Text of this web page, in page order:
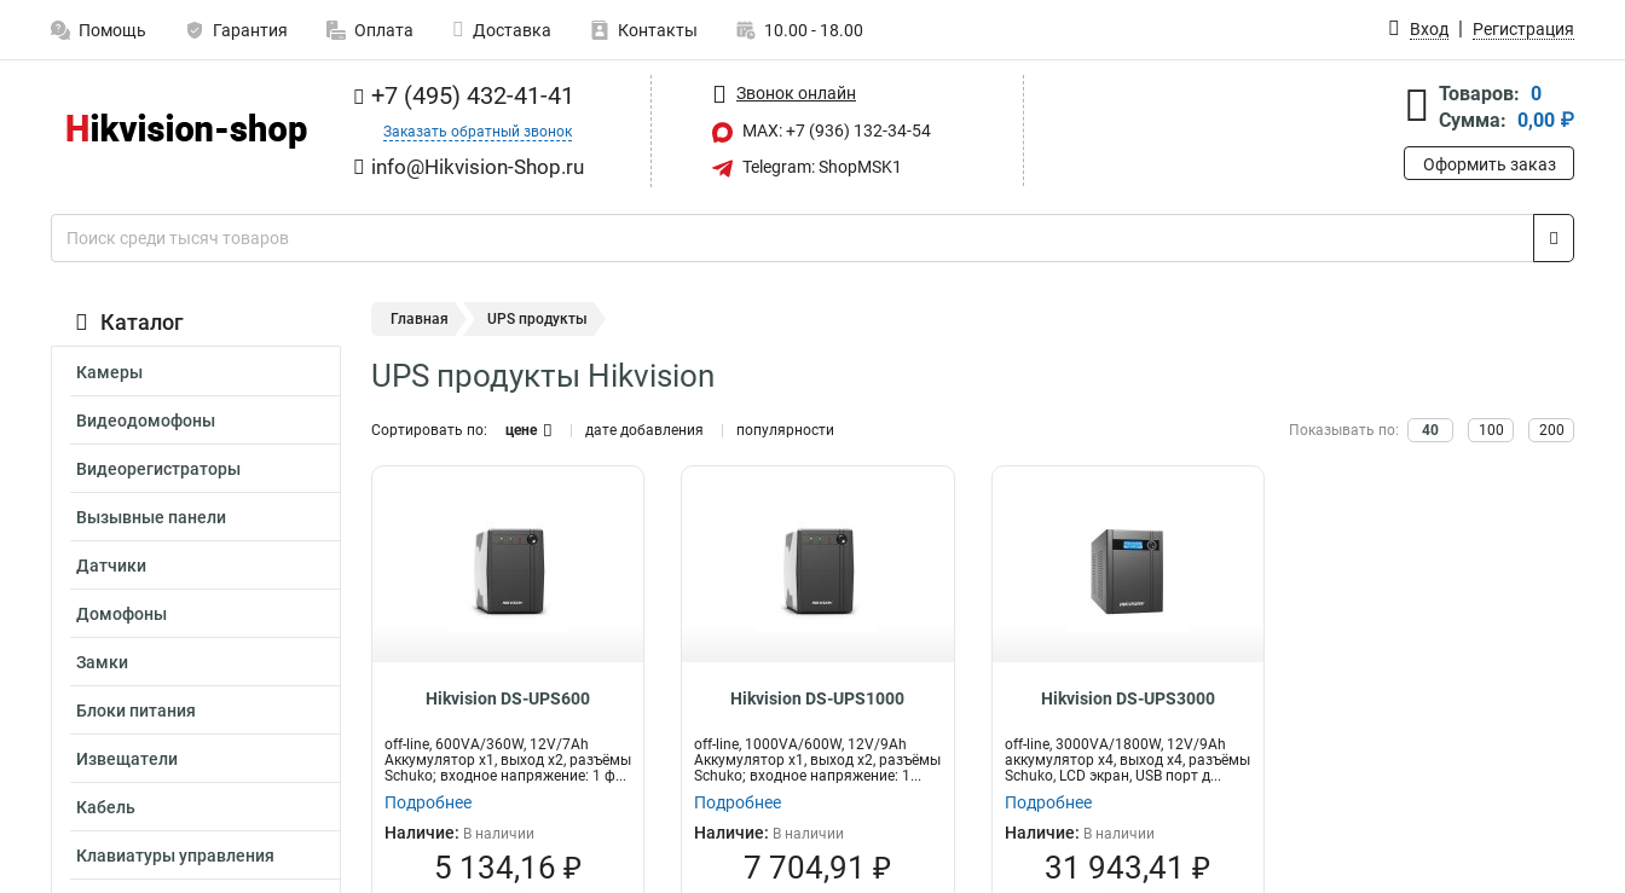
Помощь Гарантия Оплата Доставка Контакты 10.00 - 18.00 Вход Регистрация
+7 (495) 432-41-41
Заказать обратный звонок
info@Hikvision-Shop.ru
Звонок онлайн
MAX: +7 (936) 132-34-54
Telegram: ShopMSK1
Товаров: 0
Сумма: 0,00 ₽
Оформить заказ
Каталог
Камеры
Видеодомофоны
Видеорегистраторы
Вызывные панели
Датчики
Домофоны
Замки
Блоки питания
Извещатели
Кабель
Клавиатуры управления
Главная UPS продукты
UPS продукты Hikvision
Сортировать по: цене дате добавления популярности Показывать по: 40 100 200
Hikvision DS-UPS600
off-line, 600VA/360W, 12V/7Ah
Аккумулятор x1, выход x2, разъёмы
Schuko; входное напряжение: 1 ф...
Подробнее
Наличие: В наличии
5 134,16 ₽
Hikvision DS-UPS1000
off-line, 1000VA/600W, 12V/9Ah
Аккумулятор x1, выход x2, разъёмы
Schuko; входное напряжение: 1...
Подробнее
Наличие: В наличии
7 704,91 ₽
Hikvision DS-UPS3000
off-line, 3000VA/1800W, 12V/9Ah
аккумулятор x4, выход x4, разъёмы
Schuko, LCD экран, USB порт д...
Подробнее
Наличие: В наличии
31 943,41 ₽